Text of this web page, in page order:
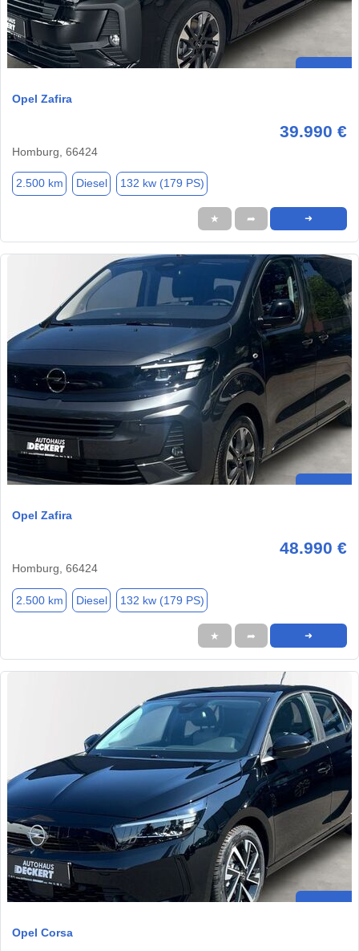
Opel Zafira
39.990 €
Homburg, 66424
2.500 km Diesel 132 kw (179 PS)
★ ➦ ➜
Opel Zafira
48.990 €
Homburg, 66424
2.500 km Diesel 132 kw (179 PS)
★ ➦ ➜
Opel Corsa